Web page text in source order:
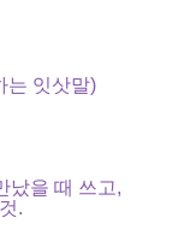
는 잇삿말)
났을 때 쓰고,
.